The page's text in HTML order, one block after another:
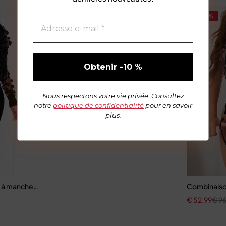
Nous respectons votre vie privée. Consultez
notre politique de confidentialité pour en savoir
plus.
sexy et sous-vêtements de créateur luxe
manches longues pour femmes
-45%
Costume de Lingerie Sexy pour femmes, ensemble
€96,35
€52,99
-45%
€
€ 52,99